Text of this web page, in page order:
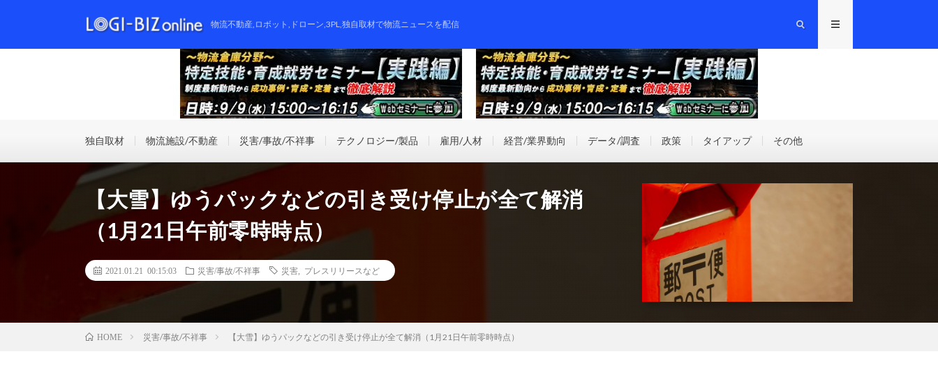
物流不動産,ロボット,ドローン,3PL,独自取材で物流ニュースを配信
独自取材 物流施設/不動産 災害/事故/不祥事 テクノロジー/製品 雇用/人材 経営/業界動向 データ/調査 政策 タイアップ その他
【大雪】ゆうパックなどの引き受け停止が全て解消
（1月21日午前零時時点）
2021.01.21 00:15:03 災害/事故/不祥事 災害 プレスリリースなど
HOME 災害/事故/不祥事 【大雪】ゆうパックなどの引き受け停止が全て解消（1月21日午前零時時点）